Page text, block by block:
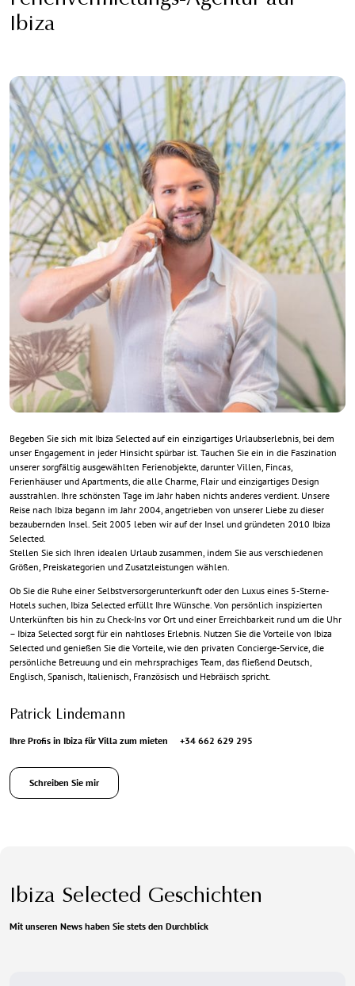
Ibiza
Begeben Sie sich mit Ibiza Selected auf ein einzigartiges Urlaubserlebnis, bei dem
unser Engagement in jeder Hinsicht spürbar ist. Tauchen Sie ein in die Faszination
unserer sorgfältig ausgewählten Ferienobjekte, darunter Villen, Fincas,
Ferienhäuser und Apartments, die alle Charme, Flair und einzigartiges Design
ausstrahlen. Ihre schönsten Tage im Jahr haben nichts anderes verdient. Unsere
Reise nach Ibiza begann im Jahr 2004, angetrieben von unserer Liebe zu dieser
bezaubernden Insel. Seit 2005 leben wir auf der Insel und gründeten 2010 Ibiza
Selected.
Stellen Sie sich Ihren idealen Urlaub zusammen, indem Sie aus verschiedenen
Größen, Preiskategorien und Zusatzleistungen wählen.
Ob Sie die Ruhe einer Selbstversorgerunterkunft oder den Luxus eines 5-Sterne-
Hotels suchen, Ibiza Selected erfüllt Ihre Wünsche. Von persönlich inspizierten
Unterkünften bis hin zu Check-Ins vor Ort und einer Erreichbarkeit rund um die Uhr
– Ibiza Selected sorgt für ein nahtloses Erlebnis. Nutzen Sie die Vorteile von Ibiza
Selected und genießen Sie die Vorteile, wie den privaten Concierge-Service, die
persönliche Betreuung und ein mehrsprachiges Team, das fließend Deutsch,
Englisch, Spanisch, Italienisch, Französisch und Hebräisch spricht.
Patrick Lindemann
Ihre Profis in Ibiza für Villa zum mieten +34 662 629 295
Schreiben Sie mir
Ibiza Selected Geschichten
Mit unseren News haben Sie stets den Durchblick